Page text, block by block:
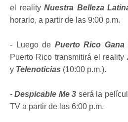
el realityNuestra Belleza
horario, a partir de las 9:00 p.m.
- Luego de Puerto Rico Gana
Puerto Rico transmitirá el reality
y Telenoticias (10:00 p.m.).
-Despicable Me 3 será la
TV a partir de las 6:00 p.m.